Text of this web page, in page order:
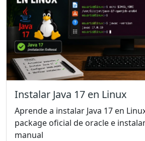
Instalar Java 17 en Linux
Aprende a instalar Java 17 en
package oficial de oracle e
manual